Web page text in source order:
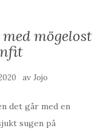
mögelost
av Jojo
det går med en
sugen på